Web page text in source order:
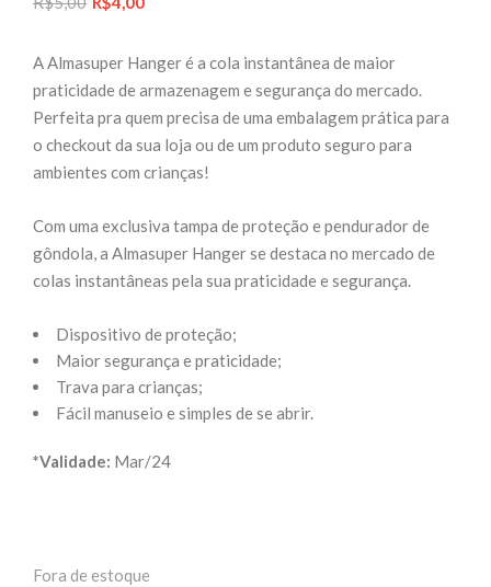
original
era:
R$5,00.
atual
é:
R$4,00.
A Almasuper Hanger é a cola instantânea de maior
praticidade de armazenagem e segurança do mercado.
Perfeita pra quem precisa de uma embalagem prática para
o checkout da sua loja ou de um produto seguro para
ambientes com crianças!
Com uma exclusiva tampa de proteção e pendurador de
gôndola, a Almasuper Hanger se destaca no mercado de
colas instantâneas pela sua praticidade e segurança.
Dispositivo de proteção;
Maior segurança e praticidade;
Trava para crianças;
Fácil manuseio e simples de se abrir.
*Validade: Mar/24
Fora de estoque